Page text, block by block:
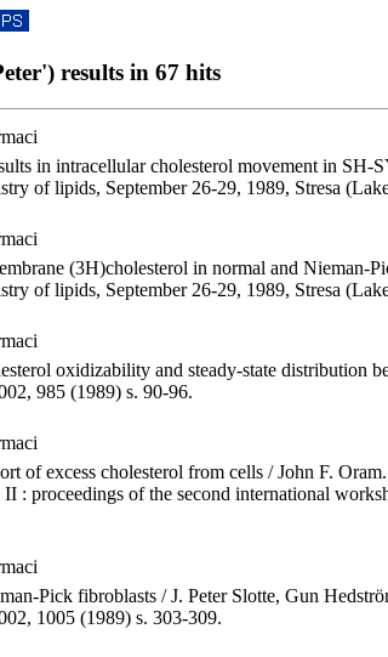
results in 67 hits
in intracellular cholesterol movement in SH-
of lipids, September 26-29, 1989, Stresa
(3H)cholesterol in normal and Nieman-
of lipids, September 26-29, 1989, Stresa
oxidizability and steady-state distribution
985 (1989) s. 90-96.
of excess cholesterol from cells / John F.
: proceedings of the second international
Pick fibroblasts / J. Peter Slotte, Gun
1005 (1989) s. 303-309.